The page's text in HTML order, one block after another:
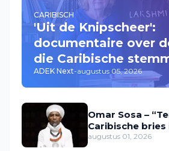
CARIBISCH
'Uit de Knipscheer':
documentaire over
die Caribische
plek gaf
ADEK Next-augustus 05, 2026
Omar Sosa –
Caribische bries
augustus 01, 2026